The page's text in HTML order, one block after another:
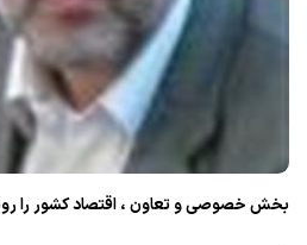
بخش خصوصی و تعاون ، اقتصاد كشور را